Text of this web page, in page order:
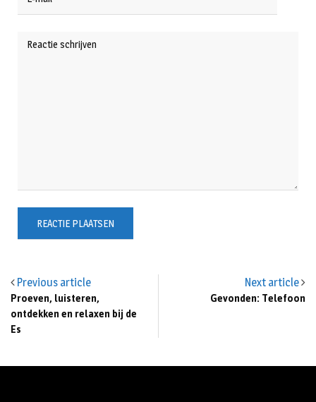
Previous article
Proeven, luisteren,
ontdekken en relaxen bij de
Es
Next article
Gevonden: Telefoon